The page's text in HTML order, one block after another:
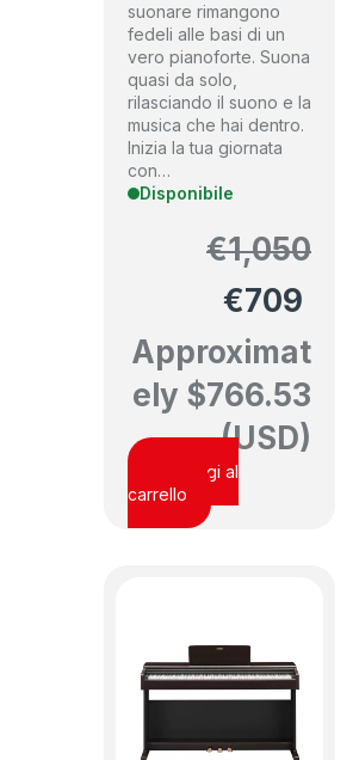
suonare rimangono
fedeli alle basi di un
vero pianoforte. Suona
quasi da solo,
rilasciando il suono e la
musica che hai dentro.
Inizia la tua giornata
con…
Disponibile
€1,050
€709
Approximat
ely $766.53
(USD)
Aggiungi al
carrello